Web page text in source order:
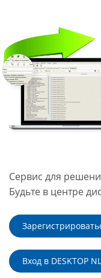
Сервис для
Будьте в центре
Вход в DESKTOP